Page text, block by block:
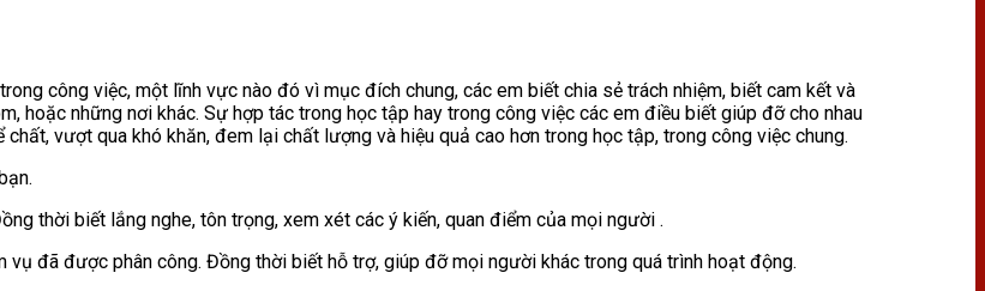
công việc, một lĩnh vực nào đó vì mục đích chung, các em biết chia sẻ trách nhiệm, biết cam kết và
hoặc những nơi khác. Sự hợp tác trong học tập hay trong công việc các em điều biết giúp đỡ cho nhau
vượt qua khó khăn, đem lại chất lượng và hiệu quả cao hơn trong học tập, trong công việc chung.
thời biết lắng nghe, tôn trọng, xem xét các ý kiến, quan điểm của mọi người .
đã được phân công. Đồng thời biết hỗ trợ, giúp đỡ mọi người khác trong quá trình hoạt động.